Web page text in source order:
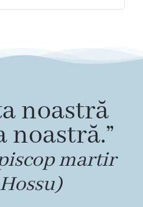
noastră
noastră.”
martir